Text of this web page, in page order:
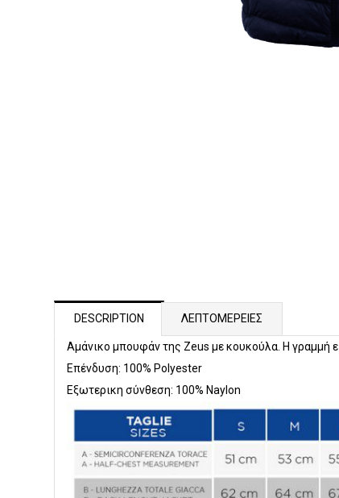
DESCRIPTION ΛΕΠΤΟΜΕΡΕΙΕΣ
Αμάνικο μπουφάν της Zeus με κουκούλα. Η γραμμή
Επένδυση: 100% Polyester
Εξωτερικη σύνθεση: 100% Naylon